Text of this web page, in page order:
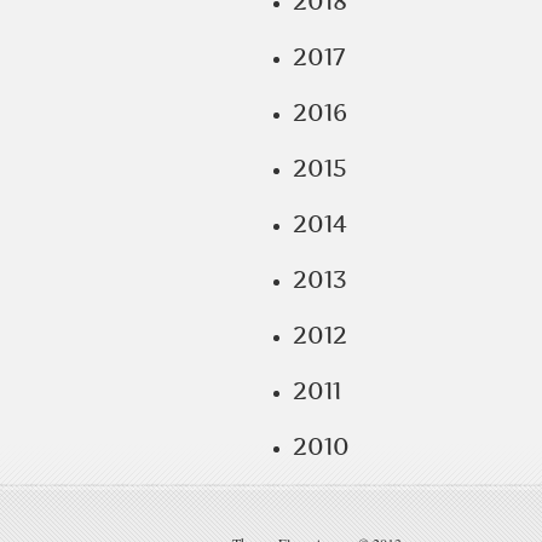
2017
2016
2015
2014
2013
2012
2011
2010